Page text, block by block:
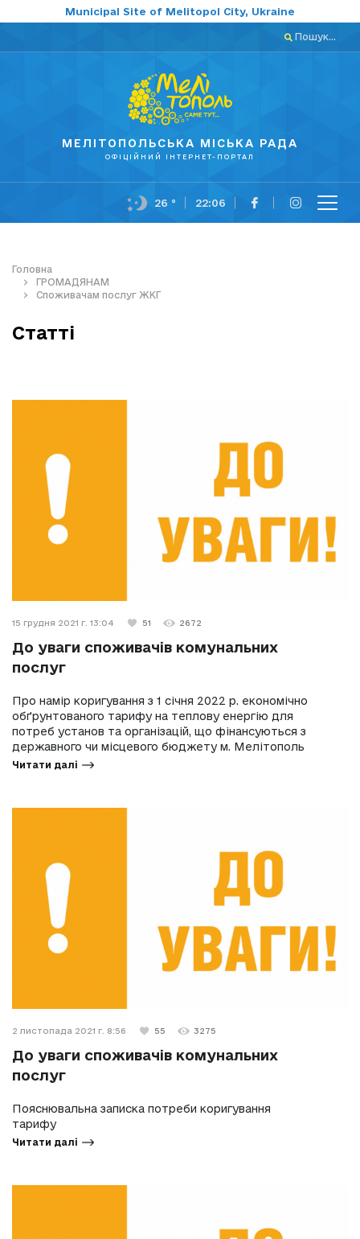
Municipal Site of Melitopol City, Ukraine
Пошук...
МЕЛІТОПОЛЬСЬКА МІСЬКА РАДА
ОФІЦІЙНИЙ ІНТЕРНЕТ-ПОРТАЛ
26 ° 22:06
Головна
ГРОМАДЯНАМ
Споживачам послуг ЖКГ
Статті
15 грудня 2021 г. 13:04 51 2672
До уваги споживачів комунальних
послуг
Про намір коригування з 1 січня 2022 р. економічно
обґрунтованого тарифу на теплову енергію для
потреб установ та організацій, що фінансуються з
державного чи місцевого бюджету м. Мелітополь
Читати далі
2 листопада 2021 г. 8:56 55 3275
До уваги споживачів комунальних
послуг
Пояснювальна записка потреби коригування
тарифу
Читати далі